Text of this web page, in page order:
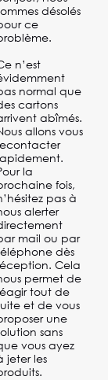
désolés
ce
n’est
normal que
cartons
abîmés.
allons vous
la
fois,
pas à
alerter
mail ou par
dès
Cela
permet de
tout de
et de vous
une
sans
vous ayez
jeter les